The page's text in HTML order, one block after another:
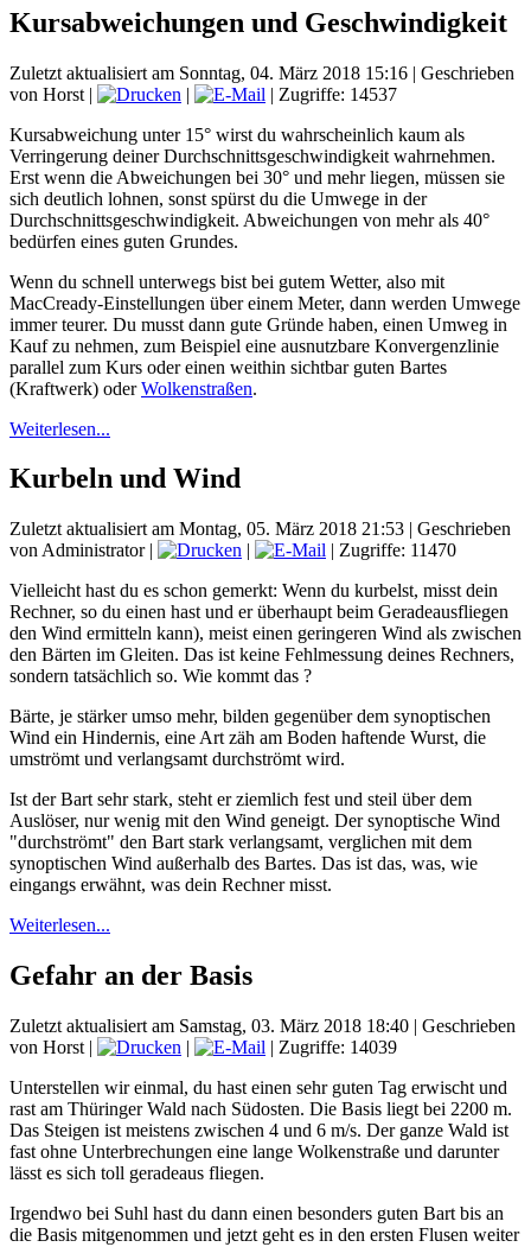
Kursabweichungen und Geschwindigkeit
Zuletzt aktualisiert am Sonntag, 04. März 2018 15:16 | Geschrieben
von Horst | |
| Zugriffe: 14537
Kursabweichung unter 15° wirst du wahrscheinlich kaum als
Verringerung deiner Durchschnittsgeschwindigkeit wahrnehmen.
Erst wenn die Abweichungen bei 30° und mehr liegen, müssen sie
sich deutlich lohnen, sonst spürst du die Umwege in der
Durchschnittsgeschwindigkeit. Abweichungen von mehr als 40°
bedürfen eines guten Grundes.
Wenn du schnell unterwegs bist bei gutem Wetter, also mit
MacCready-Einstellungen über einem Meter, dann werden Umwege
immer teurer. Du musst dann gute Gründe haben, einen Umweg in
Kauf zu nehmen, zum Beispiel eine ausnutzbare Konvergenzlinie
parallel zum Kurs oder einen weithin sichtbar guten Bartes
(Kraftwerk) oderWolkenstraßen.
Weiterlesen...
Kurbeln und Wind
Zuletzt aktualisiert am Montag, 05. März 2018 21:53 | Geschrieben
von Administrator| |
| Zugriffe: 11470
Vielleicht hast du es schon gemerkt: Wenn du kurbelst, misst dein
Rechner, so du einen hast und er überhaupt beim Geradeausfliegen
den Wind ermitteln kann), meist einen geringeren Wind als zwischen
den Bärten im Gleiten. Das ist keine Fehlmessung deines Rechners,
sondern tatsächlich so. Wie kommt das ?
Bärte, je stärker umso mehr, bilden gegenüber dem synoptischen
Wind ein Hindernis, eine Art zäh am Boden haftende Wurst, die
umströmt und verlangsamt durchströmt wird.
Ist der Bart sehr stark, steht er ziemlich fest und steil über dem
Auslöser, nur wenig mit den Wind geneigt. Der synoptische Wind
"durchströmt" den Bart stark verlangsamt, verglichen mit dem
synoptischen Wind außerhalb des Bartes. Das ist das, was, wie
eingangs erwähnt, was dein Rechner misst.
Weiterlesen...
Gefahr an der Basis
Zuletzt aktualisiert am Samstag, 03. März 2018 18:40 | Geschrieben
von Horst | |
| Zugriffe: 14039
Unterstellen wir einmal, du hast einen sehr guten Tag erwischt und
rast am Thüringer Wald nach Südosten. Die Basis liegt bei 2200 m.
Das Steigen ist meistens zwischen 4 und 6 m/s. Der ganze Wald ist
fast ohne Unterbrechungen eine lange Wolkenstraße und darunter
lässt es sich toll geradeaus fliegen.
Irgendwo bei Suhl hast du dann einen besonders guten Bart bis an
die Basis mitgenommen und jetzt geht es in den ersten Flusen weiter